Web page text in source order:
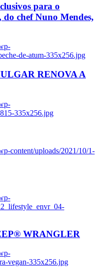
para o
chef Nuno Mendes,
de-atum-335x256.jpg
RENOVA A
335x256.jpg
content/uploads/2021/10/1-
WRANGLER
vegan-335x256.jpg